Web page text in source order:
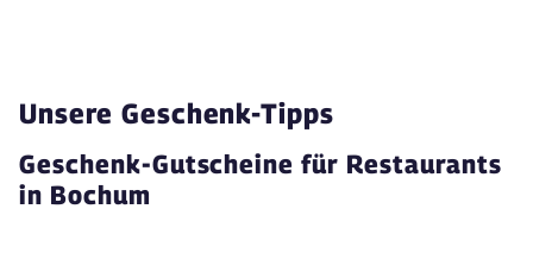
Unsere Geschenk-Tipps
Geschenk-Gutscheine für Restaurants
in Bochum